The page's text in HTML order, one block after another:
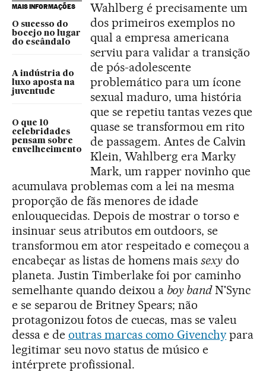
MAIS INFORMAÇÕES
O sucesso do
bocejo no lugar
do escândalo
A indústria do
luxo aposta na
juventude
O que 10
celebridades
pensam sobre
envelhecimento
Wahlberg é precisamente um
dos primeiros exemplos no
qual a empresa americana
serviu para validar a transição
de pós-adolescente
problemático para um ícone
sexual maduro, uma história
que se repetiu tantas vezes que
quase se transformou em rito
de passagem. Antes de Calvin
Klein, Wahlberg era Marky
Mark, um rapper novinho que
acumulava problemas com a lei na mesma
proporção de fãs menores de idade
enlouquecidas. Depois de mostrar o torso e
insinuar seus atributos em outdoors, se
transformou em ator respeitado e começou a
encabeçar as listas de homens maissexy do
planeta. Justin Timberlake foi por caminho
semelhante quando deixou a boy bandN'Sync
e se separou de Britney Spears; não
protagonizou fotos de cuecas, mas se valeu
dessa e de outras marcas como Givenchy para
legitimar seu novo status de músico e
intérprete profissional.